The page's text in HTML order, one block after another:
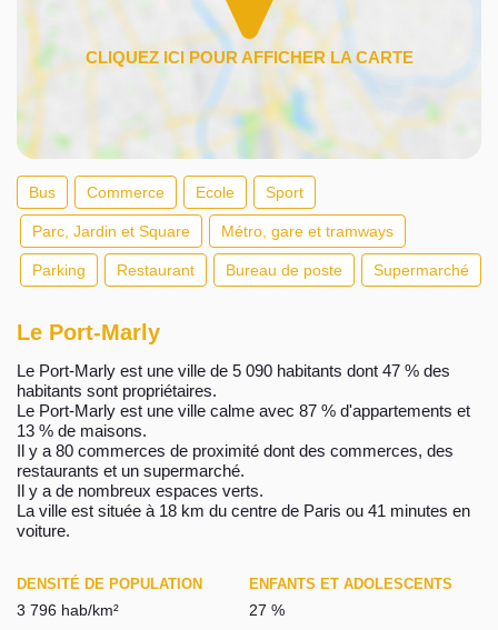
Bus Commerce Ecole Sport
Parc, Jardin et Square Métro, gare et tramways
Parking Restaurant Bureau de poste Supermarché
Le Port-Marly
Le Port-Marly est une ville de 5 090 habitants dont 47 % des
habitants sont propriétaires.
Le Port-Marly est une ville calme avec 87 % d'appartements et
13 % de maisons.
Il y a 80 commerces de proximité dont des commerces, des
restaurants et un supermarché.
Il y a de nombreux espaces verts.
La ville est située à 18 km du centre de Paris ou 41 minutes en
voiture.
DENSITÉ DE POPULATION
3 796 hab/km²
ENFANTS ET ADOLESCENTS
27 %